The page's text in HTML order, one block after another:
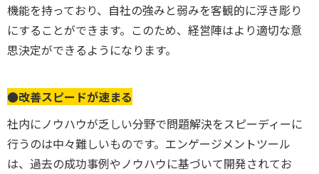
機能を持っており、自社の強みと弱みを客観的に浮き彫り
にすることができます。このため、 経営陣はより適切な意
思決定ができるようになります。
●改善スピードが速まる
社内にノウハウが乏しい分野で問題解決をスピーディーに
行うのは中々難しいものです。 エンゲージメントツール
は、過去の成功事例やノウハウに基づいて開発されてお